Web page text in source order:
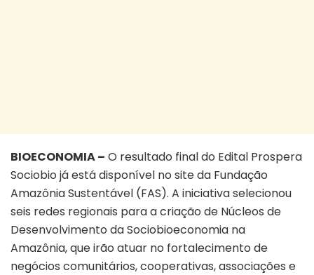
BIOECONOMIA – O resultado final do Edital Prospera
Sociobio já está disponível no site da Fundação
Amazônia Sustentável (FAS). A iniciativa selecionou
seis redes regionais para a criação de Núcleos de
Desenvolvimento da Sociobioeconomia na
Amazônia, que irão atuar no fortalecimento de
negócios comunitários, cooperativas, associações e